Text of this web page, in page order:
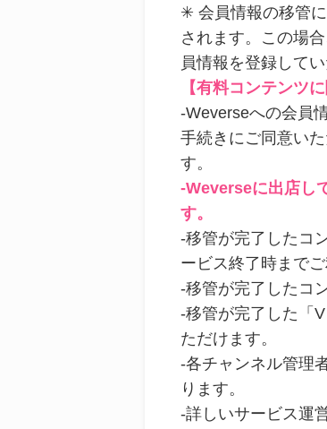
✳ 会員情報の移管
されます。この場
員情報を登録して
【有料コンテンツ
-Weverseへの会員
手続きにご同意い
す。
-Weverseに出店し
す。
-移管が完了したコ
ービス終了時まで
-移管が完了したコ
-移管が完了した「
ただけます。
-各チャンネル管理
ります。
-詳しいサービス運